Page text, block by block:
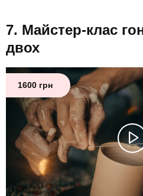
Майстер-клас
двох
1600 грн